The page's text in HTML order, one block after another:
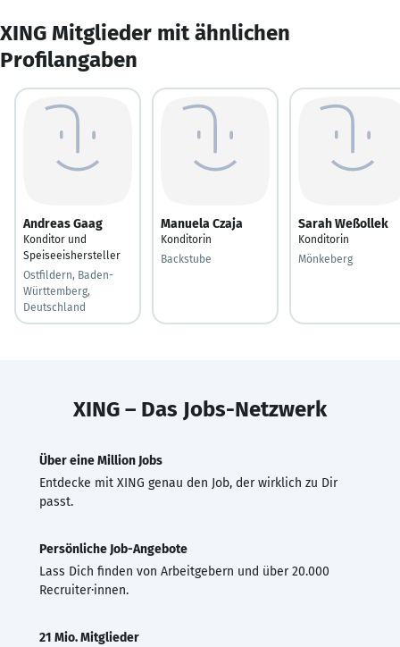
XING Mitglieder mit ähnlichen
Profilangaben
Andreas Gaag
Konditor und
Speiseeishersteller
Ostfildern, Baden-
Württemberg,
Deutschland
Manuela Czaja
Konditorin
Backstube
Sarah Weßollek
Konditorin
Mönkeberg
XING – Das Jobs-Netzwerk
Über eine Million Jobs
Entdecke mit XING genau den Job, der wirklich zu Dir
passt.
Persönliche Job-Angebote
Lass Dich finden von Arbeitgebern und über 20.000
Recruiter·innen.
21 Mio. Mitglieder